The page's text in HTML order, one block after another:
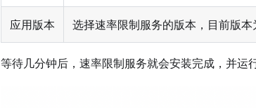
应用版本 选择速率限制服务的版本，目前版本
等待几分钟后，速率限制服务就会安装完成，并运